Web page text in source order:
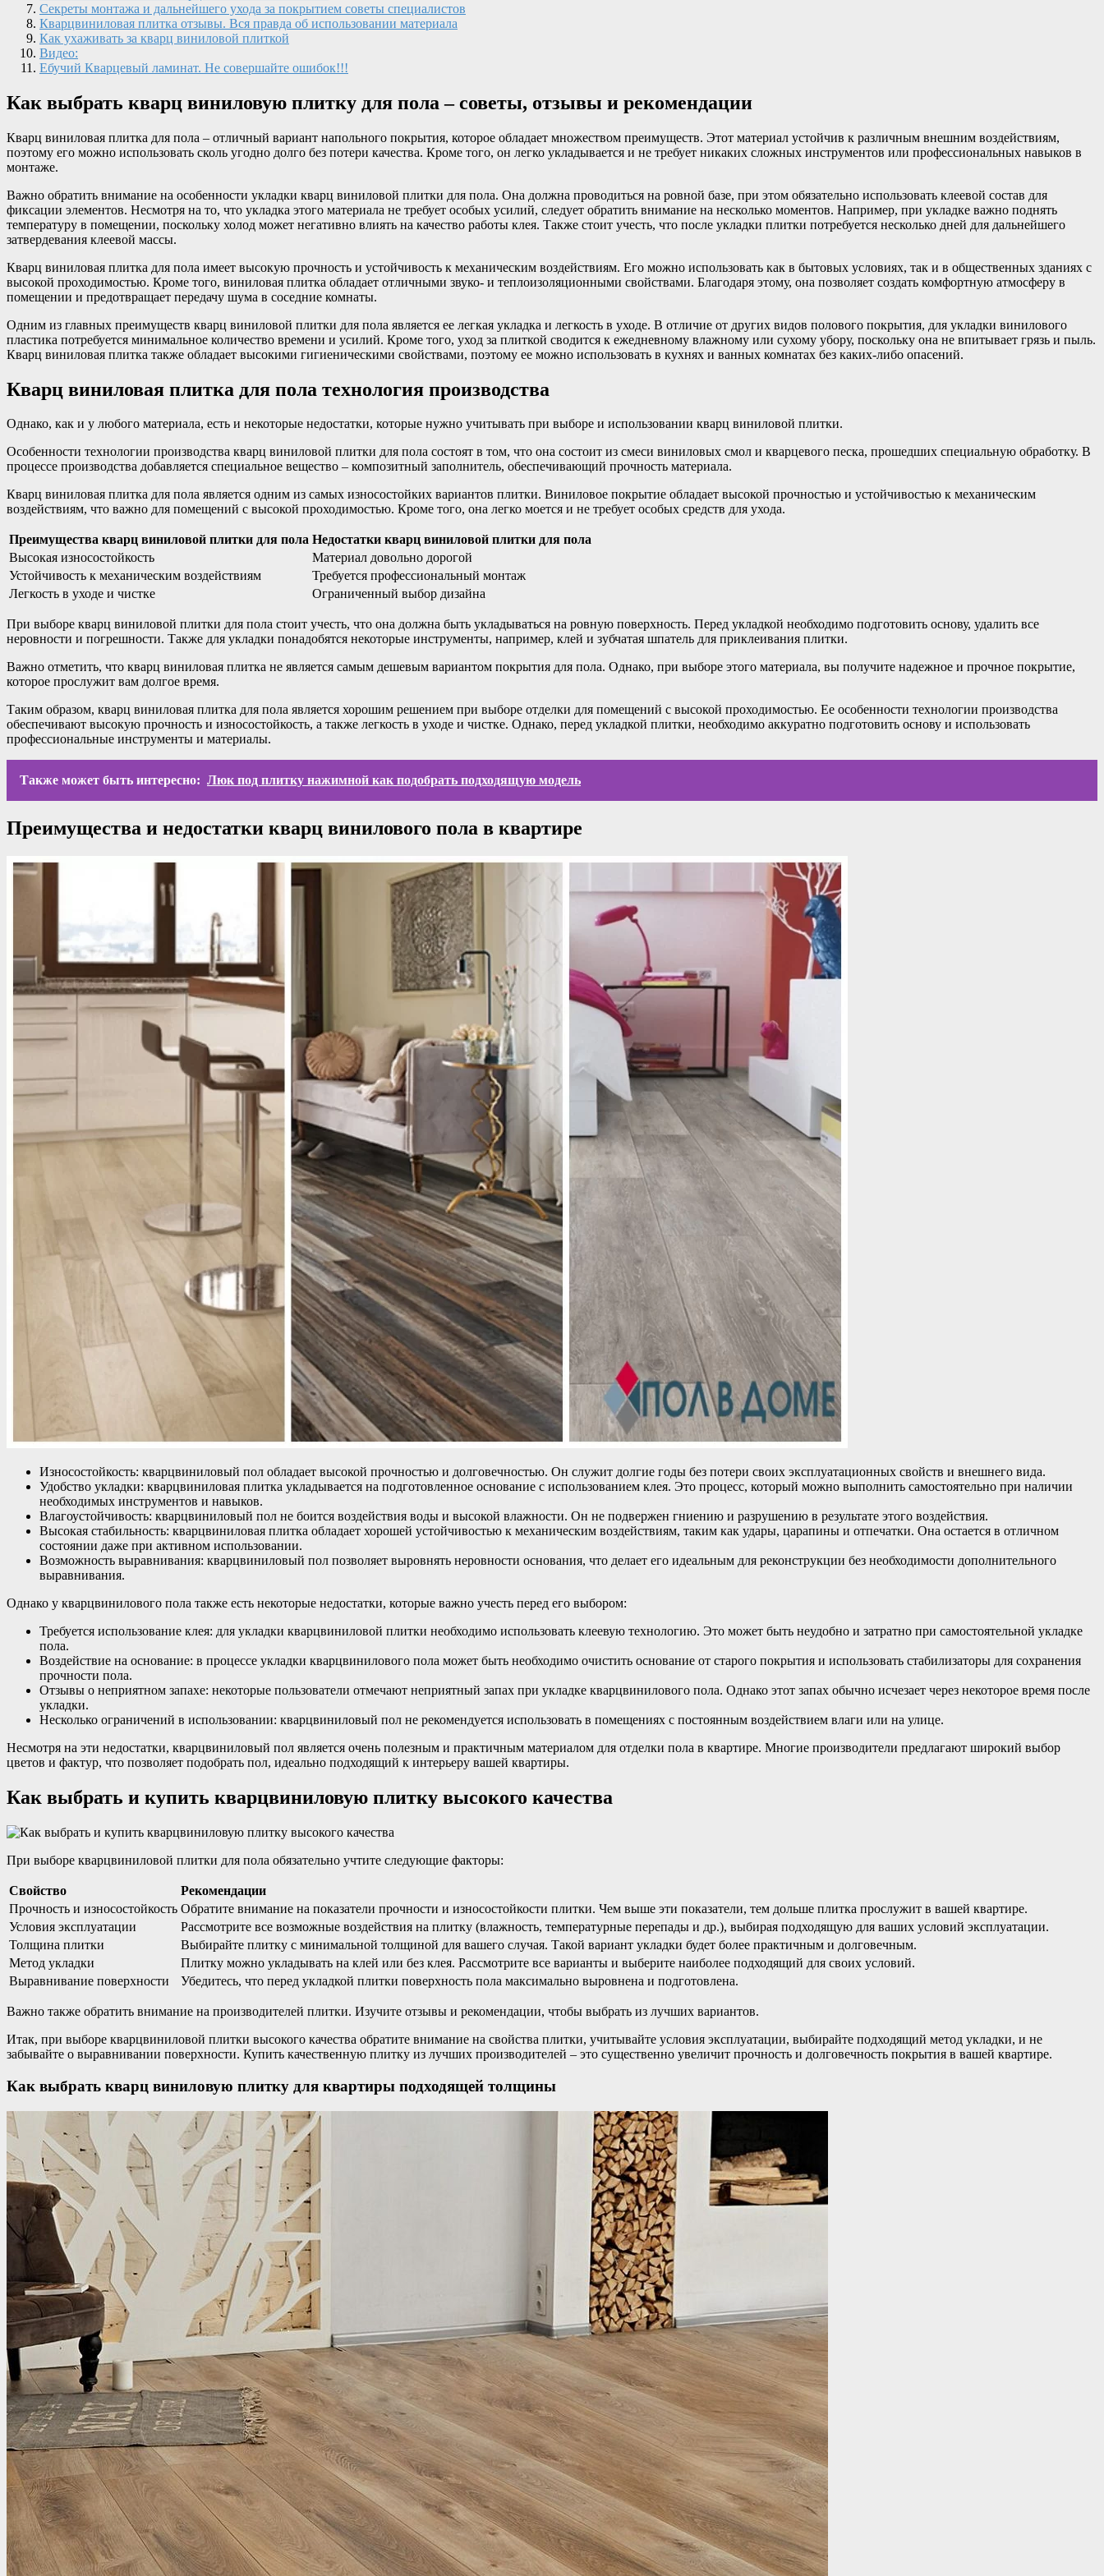
Секреты монтажа и дальнейшего ухода за покрытием советы специалистов
Кварцвиниловая плитка отзывы. Вся правда об использовании материала
Как ухаживать за кварц виниловой плиткой
Видео:
Ебучий Кварцевый ламинат. Не совершайте ошибок!!!
Как выбрать кварц виниловую плитку для пола – советы, отзывы и рекомендации
Кварц виниловая плитка для пола – отличный вариант напольного покрытия, которое обладает множеством преимуществ. Этот материал устойчив к различным внешним воздействиям,
поэтому его можно использовать сколь угодно долго без потери качества. Кроме того, он легко укладывается и не требует никаких сложных инструментов или профессиональных навыков в
монтаже.
Важно обратить внимание на особенности укладки кварц виниловой плитки для пола. Она должна проводиться на ровной базе, при этом обязательно использовать клеевой состав для
фиксации элементов. Несмотря на то, что укладка этого материала не требует особых усилий, следует обратить внимание на несколько моментов. Например, при укладке важно поднять
температуру в помещении, поскольку холод может негативно влиять на качество работы клея. Также стоит учесть, что после укладки плитки потребуется несколько дней для дальнейшего
затвердевания клеевой массы.
Кварц виниловая плитка для пола имеет высокую прочность и устойчивость к механическим воздействиям. Его можно использовать как в бытовых условиях, так и в общественных зданиях с
высокой проходимостью. Кроме того, виниловая плитка обладает отличными звуко- и теплоизоляционными свойствами. Благодаря этому, она позволяет создать комфортную атмосферу в
помещении и предотвращает передачу шума в соседние комнаты.
Одним из главных преимуществ кварц виниловой плитки для пола является ее легкая укладка и легкость в уходе. В отличие от других видов полового покрытия, для укладки винилового
пластика потребуется минимальное количество времени и усилий. Кроме того, уход за плиткой сводится к ежедневному влажному или сухому убору, поскольку она не впитывает грязь и пыль.
Кварц виниловая плитка также обладает высокими гигиеническими свойствами, поэтому ее можно использовать в кухнях и ванных комнатах без каких-либо опасений.
Кварц виниловая плитка для пола технология производства
Однако, как и у любого материала, есть и некоторые недостатки, которые нужно учитывать при выборе и использовании кварц виниловой плитки.
Особенности технологии производства кварц виниловой плитки для пола состоят в том, что она состоит из смеси виниловых смол и кварцевого песка, прошедших специальную обработку. В
процессе производства добавляется специальное вещество – композитный заполнитель, обеспечивающий прочность материала.
Кварц виниловая плитка для пола является одним из самых износостойких вариантов плитки. Виниловое покрытие обладает высокой прочностью и устойчивостью к механическим
воздействиям, что важно для помещений с высокой проходимостью. Кроме того, она легко моется и не требует особых средств для ухода.
Преимущества кварц виниловой плитки для пола Недостатки кварц виниловой плитки для пола
Высокая износостойкость
Материал довольно дорогой
Устойчивость к механическим воздействиям
Требуется профессиональный монтаж
Легкость в уходе и чистке
Ограниченный выбор дизайна
При выборе кварц виниловой плитки для пола стоит учесть, что она должна быть укладываться на ровную поверхность. Перед укладкой необходимо подготовить основу, удалить все
неровности и погрешности. Также для укладки понадобятся некоторые инструменты, например, клей и зубчатая шпатель для приклеивания плитки.
Важно отметить, что кварц виниловая плитка не является самым дешевым вариантом покрытия для пола. Однако, при выборе этого материала, вы получите надежное и прочное покрытие,
которое прослужит вам долгое время.
Таким образом, кварц виниловая плитка для пола является хорошим решением при выборе отделки для помещений с высокой проходимостью. Ее особенности технологии производства
обеспечивают высокую прочность и износостойкость, а также легкость в уходе и чистке. Однако, перед укладкой плитки, необходимо аккуратно подготовить основу и использовать
профессиональные инструменты и материалы.
Также может быть интересно: Люк под плитку нажимной как подобрать подходящую модель
Преимущества и недостатки кварц винилового пола в квартире
Износостойкость: кварцвиниловый пол обладает высокой прочностью и долговечностью. Он служит долгие годы без потери своих эксплуатационных свойств и внешнего вида.
Удобство укладки: кварцвиниловая плитка укладывается на подготовленное основание с использованием клея. Это процесс, который можно выполнить самостоятельно при наличии
необходимых инструментов и навыков.
Влагоустойчивость: кварцвиниловый пол не боится воздействия воды и высокой влажности. Он не подвержен гниению и разрушению в результате этого воздействия.
Высокая стабильность: кварцвиниловая плитка обладает хорошей устойчивостью к механическим воздействиям, таким как удары, царапины и отпечатки. Она остается в отличном
состоянии даже при активном использовании.
Возможность выравнивания: кварцвиниловый пол позволяет выровнять неровности основания, что делает его идеальным для реконструкции без необходимости дополнительного
выравнивания.
Однако у кварцвинилового пола также есть некоторые недостатки, которые важно учесть перед его выбором:
Требуется использование клея: для укладки кварцвиниловой плитки необходимо использовать клеевую технологию. Это может быть неудобно и затратно при самостоятельной укладке
пола.
Воздействие на основание: в процессе укладки кварцвинилового пола может быть необходимо очистить основание от старого покрытия и использовать стабилизаторы для сохранения
прочности пола.
Отзывы о неприятном запахе: некоторые пользователи отмечают неприятный запах при укладке кварцвинилового пола. Однако этот запах обычно исчезает через некоторое время после
укладки.
Несколько ограничений в использовании: кварцвиниловый пол не рекомендуется использовать в помещениях с постоянным воздействием влаги или на улице.
Несмотря на эти недостатки, кварцвиниловый пол является очень полезным и практичным материалом для отделки пола в квартире. Многие производители предлагают широкий выбор
цветов и фактур, что позволяет подобрать пол, идеально подходящий к интерьеру вашей квартиры.
Как выбрать и купить кварцвиниловую плитку высокого качества
При выборе кварцвиниловой плитки для пола обязательно учтите следующие факторы:
Свойство
Рекомендации
Прочность и износостойкость Обратите внимание на показатели прочности и износостойкости плитки. Чем выше эти показатели, тем дольше плитка прослужит в вашей квартире.
Условия эксплуатации
Рассмотрите все возможные воздействия на плитку (влажность, температурные перепады и др.), выбирая подходящую для ваших условий эксплуатации.
Толщина плитки
Выбирайте плитку с минимальной толщиной для вашего случая. Такой вариант укладки будет более практичным и долговечным.
Метод укладки
Плитку можно укладывать на клей или без клея. Рассмотрите все варианты и выберите наиболее подходящий для своих условий.
Выравнивание поверхности
Убедитесь, что перед укладкой плитки поверхность пола максимально выровнена и подготовлена.
Важно также обратить внимание на производителей плитки. Изучите отзывы и рекомендации, чтобы выбрать из лучших вариантов.
Итак, при выборе кварцвиниловой плитки высокого качества обратите внимание на свойства плитки, учитывайте условия эксплуатации, выбирайте подходящий метод укладки, и не
забывайте о выравнивании поверхности. Купить качественную плитку из лучших производителей – это существенно увеличит прочность и долговечность покрытия в вашей квартире.
Как выбрать кварц виниловую плитку для квартиры подходящей толщины